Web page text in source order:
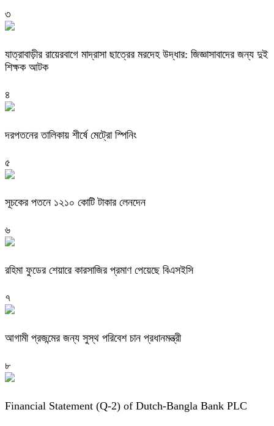
৩
যাত্রাবাড়ীর রায়েরবাগে মাদ্রাসা ছাত্রের মরদেহ উদ্ধার: জিজ্ঞাসাবাদের জন্য দুই
শিক্ষক আটক
৪
দরপতনের তালিকায় শীর্ষে মেট্রো স্পিনিং
৫
সূচকের পতনে ১২১০ কোটি টাকার লেনদেন
৬
রহিমা ফুডের শেয়ারে কারসাজির প্রমাণ পেয়েছে বিএসইসি
৭
আগামী প্রজন্মের জন্য সুস্থ পরিবেশ চান প্রধানমন্ত্রী
৮
Financial Statement (Q-2) of Dutch-Bangla Bank PLC